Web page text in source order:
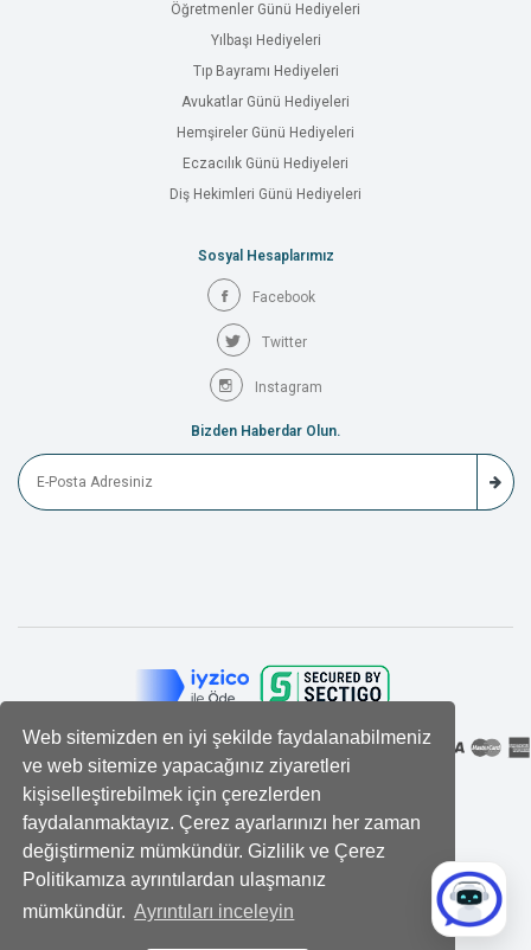
Web sitemizden en iyi şekilde faydalanabilmeniz
ve web sitemize yapacağınız ziyaretleri
kişiselleştirebilmek için çerezlerden
faydalanmaktayız. Çerez ayarlarınızı her zaman
değiştirmeniz mümkündür. Gizlilik ve Çerez
Politikamıza ayrıntılardan ulaşmanız
mümkündür. Ayrıntıları inceleyin
Öğretmenler Günü Hediyeleri
Yılbaşı Hediyeleri
Tıp Bayramı Hediyeleri
Avukatlar Günü Hediyeleri
Hemşireler Günü Hediyeleri
Eczacılık Günü Hediyeleri
Diş Hekimleri Günü Hediyeleri
Sosyal Hesaplarımız
Facebook
Twitter
Instagram
Bizden Haberdar Olun.